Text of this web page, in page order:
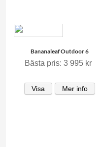
Bananaleaf Outdoor 6
Bästa pris: 3 995 kr
Visa Mer info